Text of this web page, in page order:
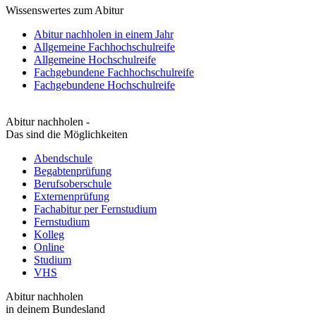
Wissenswertes zum Abitur
Abitur nachholen in einem Jahr
Allgemeine Fachhochschulreife
Allgemeine Hochschulreife
Fachgebundene Fachhochschulreife
Fachgebundene Hochschulreife
Abitur nachholen -
Das sind die Möglichkeiten
Abendschule
Begabtenprüfung
Berufsoberschule
Externenprüfung
Fachabitur per Fernstudium
Fernstudium
Kolleg
Online
Studium
VHS
Abitur nachholen
in deinem Bundesland